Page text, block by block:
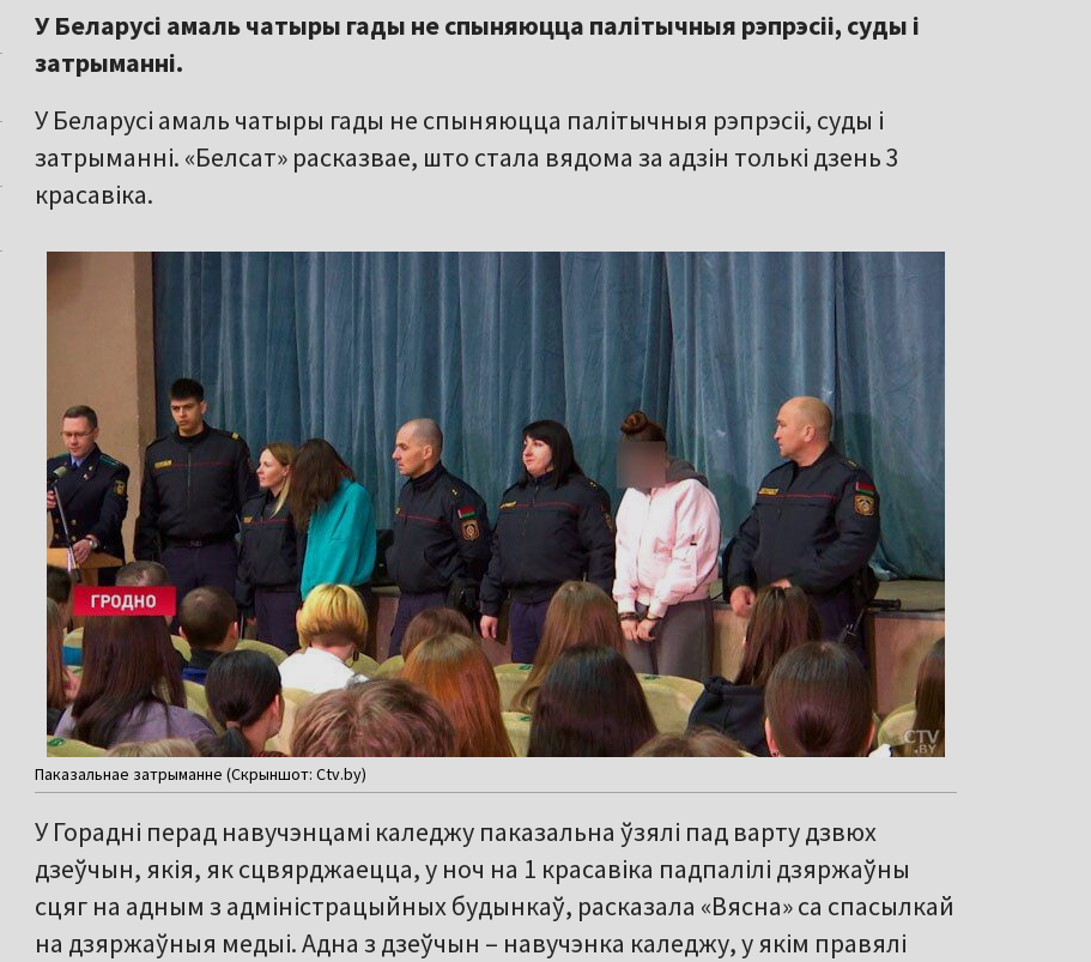
У Беларусі амаль чатыры гады не спыняюцца палітычныя рэпрэсіі, суды і
затрыманні.
У Беларусі амаль чатыры гады не спыняюцца палітычныя рэпрэсіі, суды і
затрыманні. «Белсат» расказвае, што стала вядома за адзін толькі дзень 3
красавіка.
Паказальнае затрыманне (Скрыншот: Ctv.by)
У Горадні перад навучэнцамі каледжу паказальна ўзялі пад варту дзвюх
дзеўчын, якія, як сцвярджаецца, у ноч на 1 красавіка падпалілі дзяржаўны
сцяг на адным з адміністрацыйных будынкаў, расказала «Вясна» са спасылкай
на дзяржаўныя медыі. Адна з дзеўчын – навучэнка каледжу, у якім правялі